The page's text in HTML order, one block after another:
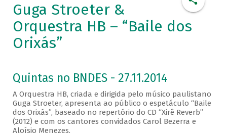
Guga Stroeter &
Orquestra HB – “Baile dos
Orixás”
Quintas no BNDES - 27.11.2014
A Orquestra HB, criada e dirigida pelo músico paulistano
Guga Stroeter, apresenta ao público o espetáculo “Baile
dos Orixás”, baseado no repertório do CD “Xirê Reverb”
(2012) e com os cantores convidados Carol Bezerra e
Aloísio Menezes.